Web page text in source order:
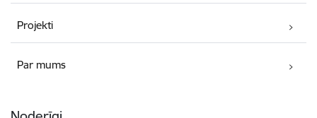
Projekti
Par mums